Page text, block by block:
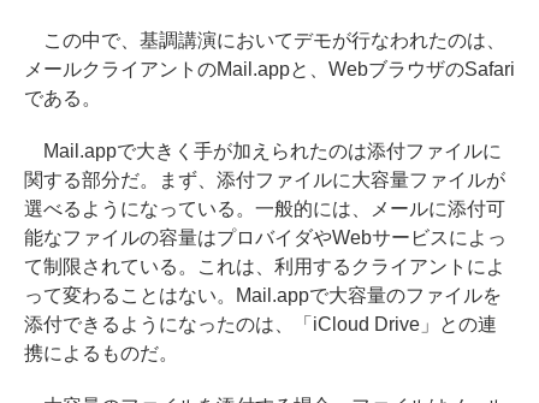
この中で、基調講演においてデモが行なわれたのは、
メールクライアントのMail.appと、WebブラウザのSafari
である。
Mail.appで大きく手が加えられたのは添付ファイルに
関する部分だ。まず、添付ファイルに大容量ファイルが
選べるようになっている。一般的には、メールに添付可
能なファイルの容量はプロバイダやWebサービスによっ
て制限されている。これは、利用するクライアントによ
って変わることはない。Mail.appで大容量のファイルを
添付できるようになったのは、「iCloud Drive」との連
携によるものだ。